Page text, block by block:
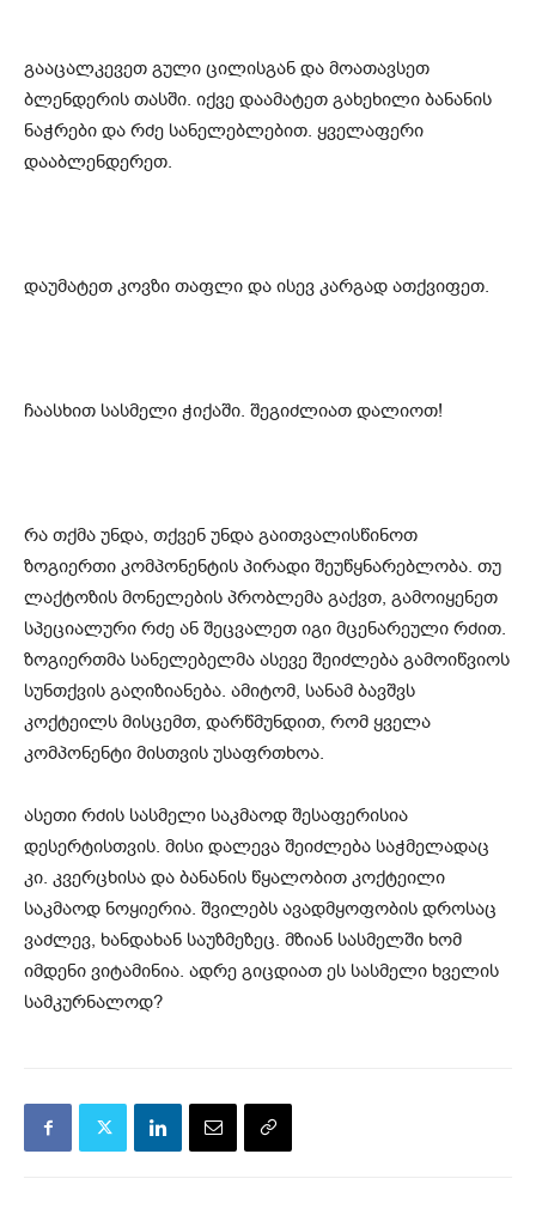
გააცალკევეთ გული ცილისგან და მოათავსეთ
ბლენდერის თასში. იქვე დაამატეთ გახეხილი ბანანის
ნაჭრები და რძე სანელებლებით. ყველაფერი
დააბლენდერეთ.
დაუმატეთ კოვზი თაფლი და ისევ კარგად ათქვიფეთ.
ჩაასხით სასმელი ჭიქაში. შეგიძლიათ დალიოთ!
რა თქმა უნდა, თქვენ უნდა გაითვალისწინოთ
ზოგიერთი კომპონენტის პირადი შეუწყნარებლობა. თუ
ლაქტოზის მონელების პრობლემა გაქვთ, გამოიყენეთ
სპეციალური რძე ან შეცვალეთ იგი მცენარეული რძით.
ზოგიერთმა სანელებელმა ასევე შეიძლება გამოიწვიოს
სუნთქვის გაღიზიანება. ამიტომ, სანამ ბავშვს
კოქტეილს მისცემთ, დარწმუნდით, რომ ყველა
კომპონენტი მისთვის უსაფრთხოა.
ასეთი რძის სასმელი საკმაოდ შესაფერისია
დესერტისთვის. მისი დალევა შეიძლება საჭმელადაც
კი. კვერცხისა და ბანანის წყალობით კოქტეილი
საკმაოდ ნოყიერია. შვილებს ავადმყოფობის დროსაც
ვაძლევ, ხანდახან საუზმეზეც. მზიან სასმელში ხომ
იმდენი ვიტამინია. ადრე გიცდიათ ეს სასმელი ხველის
სამკურნალოდ?